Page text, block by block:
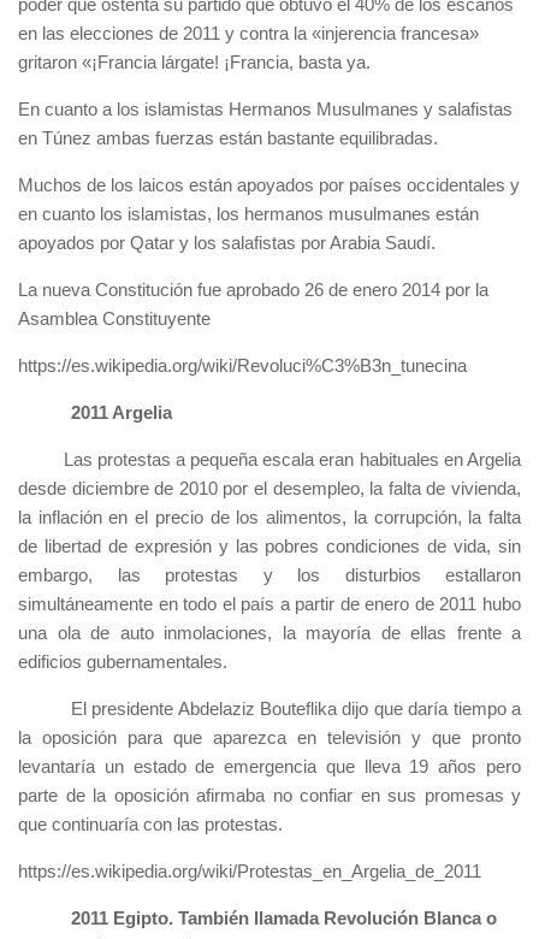
poder que ostenta su partido que obtuvo el 40% de los escaños
en las elecciones de 2011 y contra la «injerencia francesa»
gritaron «¡Francia lárgate! ¡Francia, basta ya.
En cuanto a los islamistas Hermanos Musulmanes y salafistas
en Túnez ambas fuerzas están bastante equilibradas.
Muchos de los laicos están apoyados por países occidentales y
en cuanto los islamistas, los hermanos musulmanes están
apoyados por Qatar y los salafistas por Arabia Saudí.
La nueva Constitución fue aprobado 26 de enero 2014 por la
Asamblea Constituyente
https://es.wikipedia.org/wiki/Revoluci%C3%B3n_tunecina
2011 Argelia
Las protestas a pequeña escala eran habituales en Argelia
desde diciembre de 2010 por el desempleo, la falta de vivienda,
la inflación en el precio de los alimentos, la corrupción, la falta
de libertad de expresión y las pobres condiciones de vida, sin
embargo, las protestas y los disturbios estallaron
simultáneamente en todo el país a partir de enero de 2011 hubo
una ola de auto inmolaciones, la mayoría de ellas frente a
edificios gubernamentales.
El presidente Abdelaziz Bouteflika dijo que daría tiempo a
la oposición para que aparezca en televisión y que pronto
levantaría un estado de emergencia que lleva 19 años pero
parte de la oposición afirmaba no confiar en sus promesas y
que continuaría con las protestas.
https://es.wikipedia.org/wiki/Protestas_en_Argelia_de_2011
2011 Egipto. También llamada Revolución Blanca o